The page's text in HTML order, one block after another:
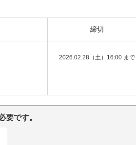
締切
2026.02.28（土）16:00 まで
要です。